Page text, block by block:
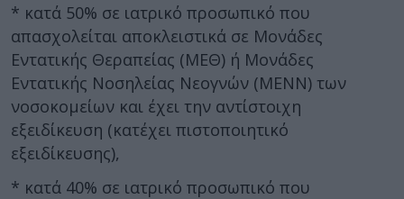
* κατά 50% σε ιατρικό προσωπικό που
απασχολείται αποκλειστικά σε Μονάδες
Εντατικής Θεραπείας (ΜΕΘ) ή Μονάδες
Εντατικής Νοσηλείας Νεογνών (ΜΕΝΝ) των
νοσοκομείων και έχει την αντίστοιχη
εξειδίκευση (κατέχει πιστοποιητικό
εξειδίκευσης),
* κατά 40% σε ιατρικό προσωπικό που